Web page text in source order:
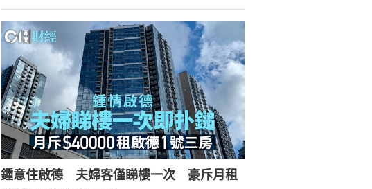
鍾意住啟德 夫婦客僅睇樓一次 豪斥月租